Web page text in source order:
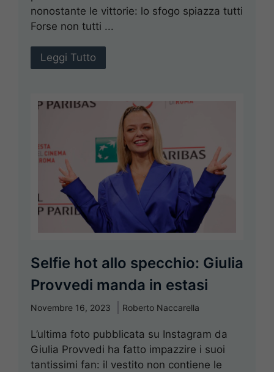
nonostante le vittorie: lo sfogo spiazza tutti
Forse non tutti ...
Leggi Tutto
Selfie hot allo specchio: Giulia
Provvedi manda in estasi
Novembre 16, 2023 Roberto Naccarella
L’ultima foto pubblicata su Instagram da
Giulia Provvedi ha fatto impazzire i suoi
tantissimi fan: il vestito non contiene le